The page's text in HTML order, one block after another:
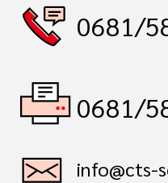
0681/
0681/
info@cts-